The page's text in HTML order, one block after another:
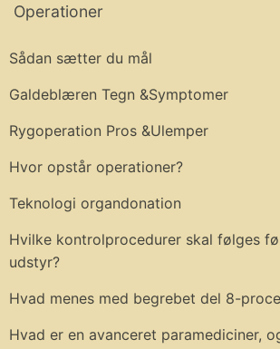
Operationer
Sådan sætter du mål
Galdeblæren Tegn &Symptomer
Rygoperation Pros &Ulemper
Hvor opstår operationer?
Teknologi organdonation
Hvilke kontrolprocedurer skal følges
udstyr?
Hvad menes med begrebet del 8-
Hvad er en avanceret paramediciner,